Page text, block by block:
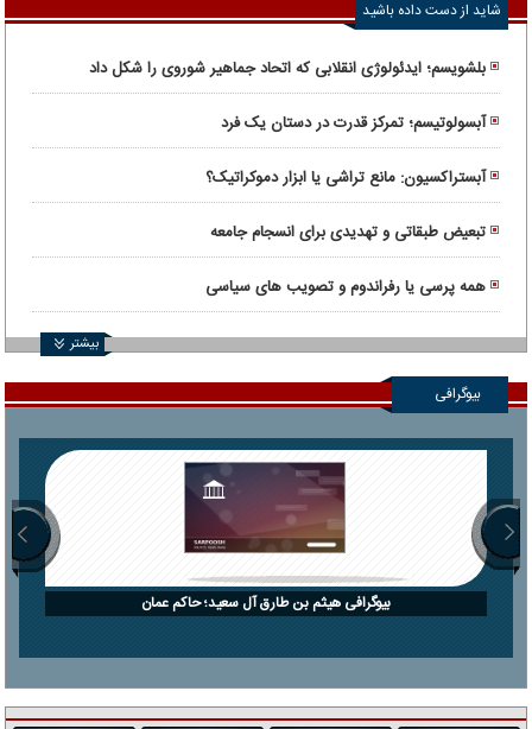
شاید از دست داده باشید
بلشویسم؛ ایدئولوژی انقلابی که اتحاد جماهیر شوروی را شکل داد
آبسولوتیسم؛ تمرکز قدرت در دستان یک فرد
آبستراکسیون: مانع تراشی یا ابزار دموکراتیک؟
تبعیض طبقاتی و تهدیدی برای انسجام جامعه
همه پرسی یا رفراندوم و تصویب های سیاسی
بیشتر
بیوگرافی
بیوگرافی هیثم بن طارق آل سعید؛ حاکم عمان